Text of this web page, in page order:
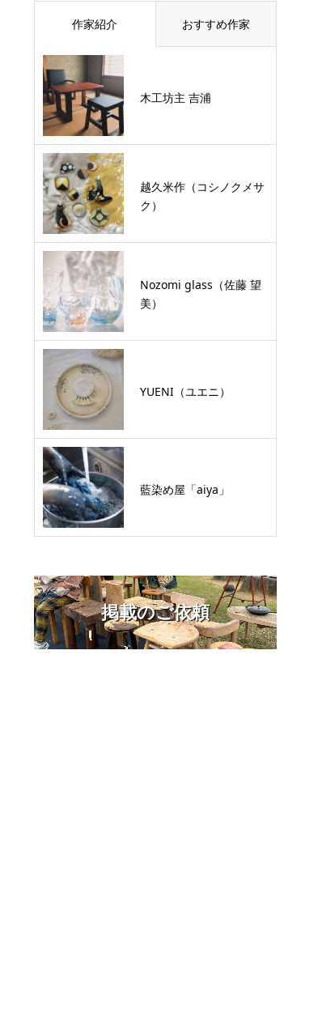
作家紹介 おすすめ作家
木工坊主 吉浦
越久米作（コシノクメサ
ク）
Nozomi glass（佐藤 望
美）
YUENI（ユエニ）
藍染め屋「aiya」
掲載のご依頼